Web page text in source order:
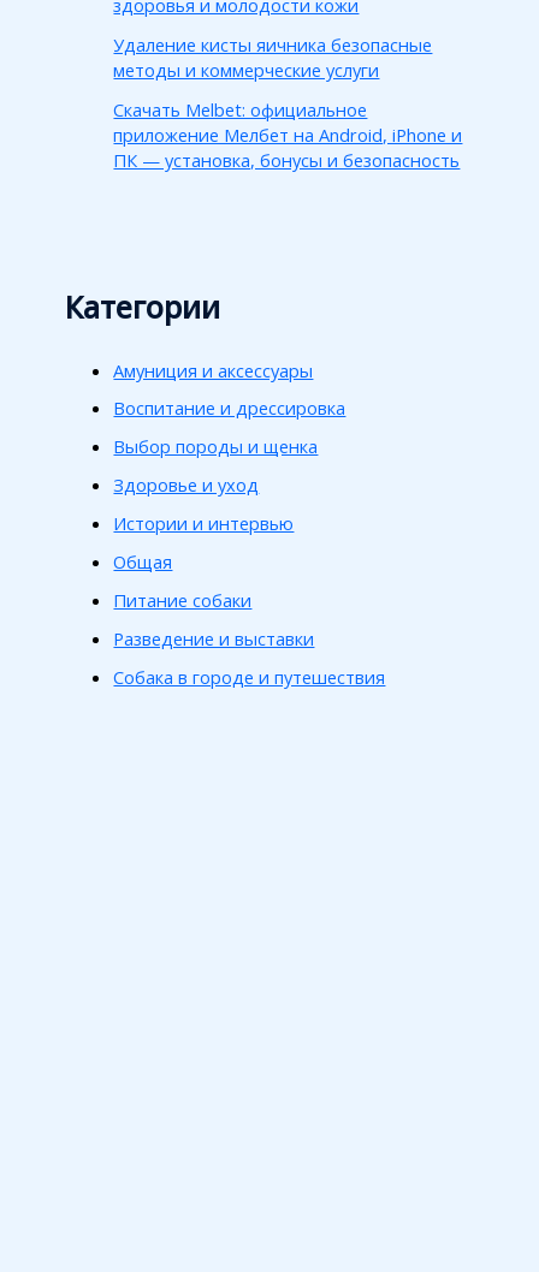
здоровья и молодости кожи
Удаление кисты яичника безопасные
методы и коммерческие услуги
Скачать Melbet: официальное
приложение Мелбет на Android, iPhone и
ПК — установка, бонусы и безопасность
Категории
Амуниция и аксессуары
Воспитание и дрессировка
Выбор породы и щенка
Здоровье и уход
Истории и интервью
Общая
Питание собаки
Разведение и выставки
Собака в городе и путешествия